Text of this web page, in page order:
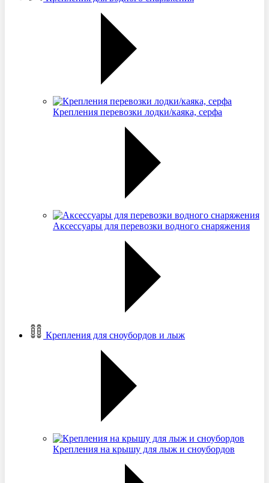
Крепления перевозки лодки/каяка, серфа
Аксессуары для перевозки водного снаряжения
Крепления для сноубордов и лыж
Крепления на крышу для лыж и сноубордов